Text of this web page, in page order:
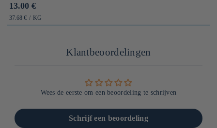
Prix
habituel
13.00 €
PRIX
UNITAIRE
37.68 € / PAR
KG
Klantbeoordelingen
Wees de eerste om een beoordeling te schrijven
Schrijf een beoordeling